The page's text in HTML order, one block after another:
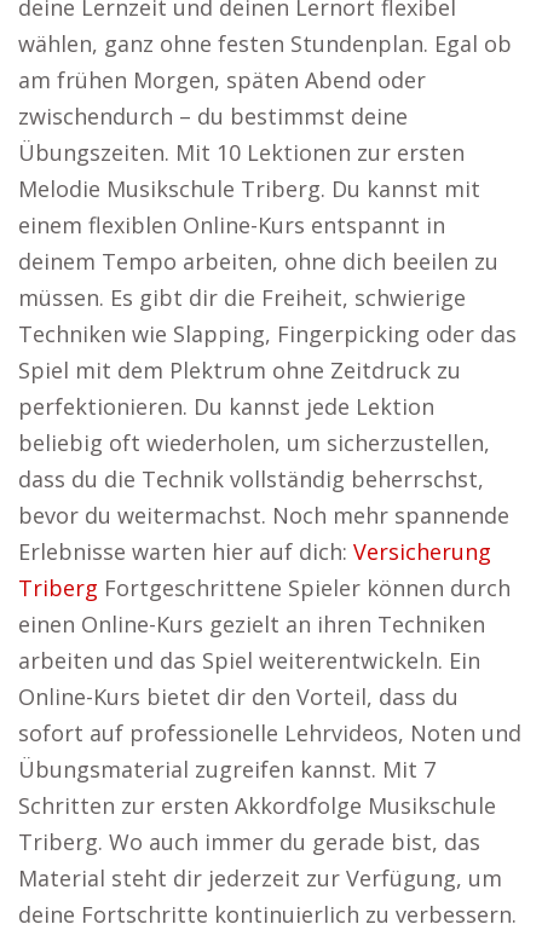
deine Lernzeit und deinen Lernort flexibel
wählen, ganz ohne festen Stundenplan. Egal ob
am frühen Morgen, späten Abend oder
zwischendurch – du bestimmst deine
Übungszeiten. Mit 10 Lektionen zur ersten
Melodie Musikschule Triberg. Du kannst mit
einem flexiblen Online-Kurs entspannt in
deinem Tempo arbeiten, ohne dich beeilen zu
müssen. Es gibt dir die Freiheit, schwierige
Techniken wie Slapping, Fingerpicking oder das
Spiel mit dem Plektrum ohne Zeitdruck zu
perfektionieren. Du kannst jede Lektion
beliebig oft wiederholen, um sicherzustellen,
dass du die Technik vollständig beherrschst,
bevor du weitermachst. Noch mehr spannende
Erlebnisse warten hier auf dich: Versicherung
Triberg Fortgeschrittene Spieler können durch
einen Online-Kurs gezielt an ihren Techniken
arbeiten und das Spiel weiterentwickeln. Ein
Online-Kurs bietet dir den Vorteil, dass du
sofort auf professionelle Lehrvideos, Noten und
Übungsmaterial zugreifen kannst. Mit 7
Schritten zur ersten Akkordfolge Musikschule
Triberg. Wo auch immer du gerade bist, das
Material steht dir jederzeit zur Verfügung, um
deine Fortschritte kontinuierlich zu verbessern.